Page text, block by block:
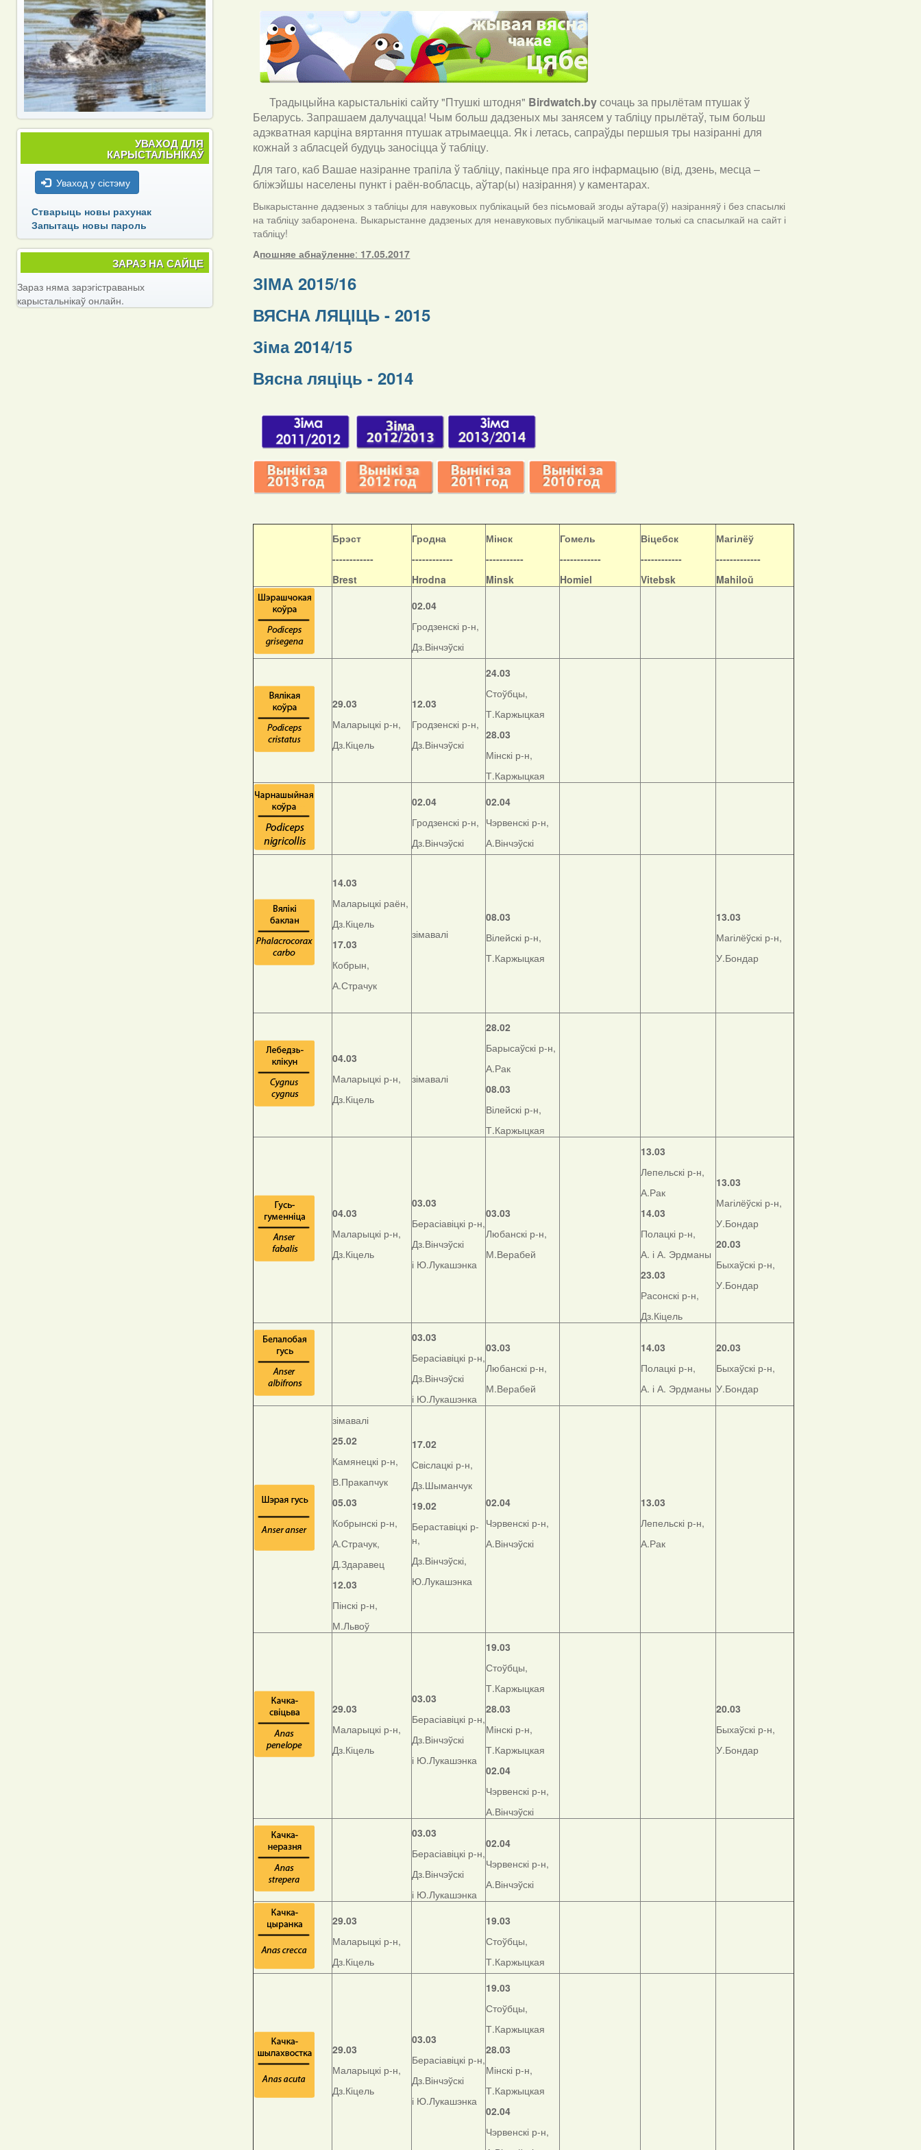
Традыцыйна карыстальнікі сайту "Птушкі штодня" Birdwatch.byсочаць за прылётам птушак ў
Беларусь. Запрашаем далучацца! Чым больш дадзеных мы занясем у табліцу прылётаў, тым больш
адэкватная карціна вяртання птушак атрымаецца. Як і летась, сапраўды першыя тры назіранні для
кожнай з абласцей будуць заносіцца ў табліцу.
Для таго, каб Вашае назіранне трапіла ў табліцу, пакіньце пра яго інфармацыю (від, дзень, месца –
бліжэйшы населены пункт і раён-вобласць, аўтар(ы) назірання) у каментарах.
Выкарыстанне дадзеных з табліцы для навуковых публікацый без пісьмовай згоды аўтара(ў) назіранняў і без спасылкі
на табліцу забаронена. Выкарыстанне дадзеных для ненавуковых публікацый магчымае толькі са спасылкай на сайт і
табліцу!
Апошняе абнаўленне: 17.05.2017
ЗІМА 2015/16
ВЯСНА ЛЯЦІЦЬ - 2015
Зіма 2014/15
Вясна ляціць - 2014
Брэст
------------
Brest
Гродна
------------
Hrodna
Мінск
-----------
Minsk
Гомель
------------
Homiel
Віцебск
------------
Vitebsk
Магілёў
-------------
Mahiloŭ
02.04
Гродзенскі р-н,
Дз.Вінчэўскі
29.03
Маларыцкі р-н,
Дз.Кіцель
12.03
Гродзенскі р-н,
Дз.Вінчэўскі
24.03
Стоўбцы,
Т.Каржыцкая
28.03
Мінскі р-н,
Т.Каржыцкая
02.04
Гродзенскі р-н,
Дз.Вінчэўскі
02.04
Чэрвенскі р-н,
А.Вінчэўскі
14.03
Маларыцкі раён,
Дз.Кіцель
17.03
Кобрын,
А.Страчук
зімавалі
08.03
Вілейскі р-н,
Т.Каржыцкая
13.03
Магілёўскі р-н,
У.Бондар
04.03
Маларыцкі р-н,
Дз.Кіцель
зімавалі
28.02
Барысаўскі р-н,
А.Рак
08.03
Вілейскі р-н,
Т.Каржыцкая
04.03
Маларыцкі р-н,
Дз.Кіцель
03.03
Берасіавіцкі р-н,
Дз.Вінчэўскі
і Ю.Лукашэнка
03.03
Любанскі р-н,
М.Верабей
13.03
Лепельскі р-н,
А.Рак
14.03
Полацкі р-н,
А. і А. Эрдманы
23.03
Расонскі р-н,
Дз.Кіцель
13.03
Магілёўскі р-н,
У.Бондар
20.03
Быхаўскі р-н,
У.Бондар
03.03
Берасіавіцкі р-н,
Дз.Вінчэўскі
і Ю.Лукашэнка
03.03
Любанскі р-н,
М.Верабей
14.03
Полацкі р-н,
А. і А. Эрдманы
20.03
Быхаўскі р-н,
У.Бондар
зімавалі
25.02
Камянецкі р-н,
В.Пракапчук
05.03
Кобрынскі р-н,
А.Страчук,
Д.Здаравец
12.03
Пінскі р-н,
М.Львоў
17.02
Свіслацкі р-н,
Дз.Шыманчук
19.02
Бераставіцкі р-
н,
Дз.Вінчэўскі,
Ю.Лукашэнка
02.04
Чэрвенскі р-н,
А.Вінчэўскі
13.03
Лепельскі р-н,
А.Рак
29.03
Маларыцкі р-н,
Дз.Кіцель
03.03
Берасіавіцкі р-н,
Дз.Вінчэўскі
і Ю.Лукашэнка
19.03
Стоўбцы,
Т.Каржыцкая
28.03
Мінскі р-н,
Т.Каржыцкая
02.04
Чэрвенскі р-н,
А.Вінчэўскі
20.03
Быхаўскі р-н,
У.Бондар
03.03
Берасіавіцкі р-н,
Дз.Вінчэўскі
і Ю.Лукашэнка
02.04
Чэрвенскі р-н,
А.Вінчэўскі
29.03
Маларыцкі р-н,
Дз.Кіцель
19.03
Стоўбцы,
Т.Каржыцкая
29.03
Маларыцкі р-н,
Дз.Кіцель
03.03
Берасіавіцкі р-н,
Дз.Вінчэўскі
і Ю.Лукашэнка
19.03
Стоўбцы,
Т.Каржыцкая
28.03
Мінскі р-н,
Т.Каржыцкая
02.04
Чэрвенскі р-н,
УВАХОД ДЛЯ
КАРЫСТАЛЬНІКАЎ
Уваход у сістэму
Стварыць новы рахунак
Запытаць новы пароль
ЗАРАЗ НА САЙЦЕ
Зараз няма зарэгістраваных
карыстальнікаў онлайн.